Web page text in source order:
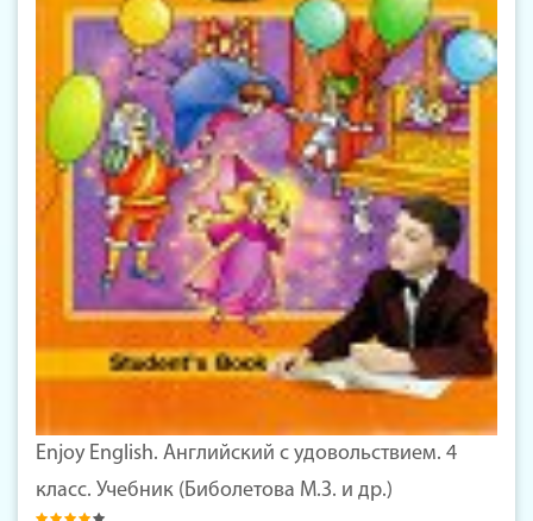
Enjoy English. Английский с удовольствием. 4
класс. Учебник (Биболетова М.З. и др.)